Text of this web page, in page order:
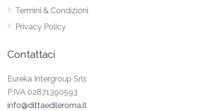
Termini & Condizioni
Privacy Policy
Contattaci
Eureka Intergroup Srls
P.IVA 02871390593
info@dittaedileroma.it